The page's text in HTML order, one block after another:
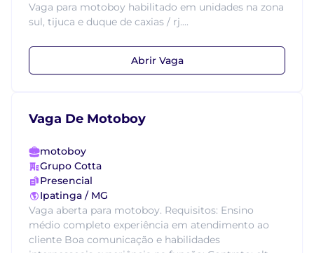
Vaga para motoboy habilitado em unidades na zona
sul, tijuca e duque de caxias / rj....
Abrir Vaga
Vaga De Motoboy
motoboy
Grupo Cotta
Presencial
Ipatinga / MG
Vaga aberta para motoboy. Requisitos: Ensino
médio completo experiência em atendimento ao
cliente Boa comunicação e habilidades